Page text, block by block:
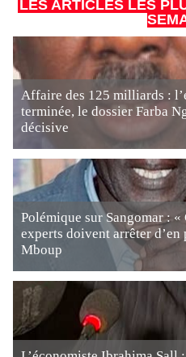
LES ARTICLES LES
Affaire des 125 milliards :
terminée, le dossier Farba
décisive
Polémique sur Sangomar : «
experts doivent arrêter d’en
Mboup